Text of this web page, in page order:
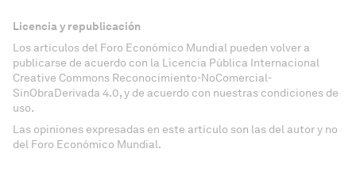
Licencia y republicación
Los artículos del Foro Económico Mundial pueden volver a
publicarse de acuerdo con la Licencia Pública Internacional
Creative Commons Reconocimiento-NoComercial-
SinObraDerivada 4.0, y de acuerdo con nuestras condiciones de
uso.
Las opiniones expresadas en este artículo son las del autor y no
del Foro Económico Mundial.